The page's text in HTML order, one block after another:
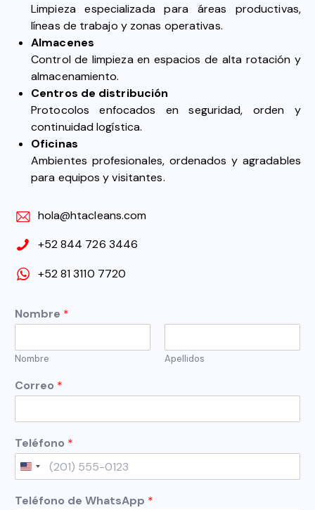
Limpieza especializada para áreas productivas,
líneas de trabajo y zonas operativas.
Almacenes
Control de limpieza en espacios de alta rotación y
almacenamiento.
Centros de distribución
Protocolos enfocados en seguridad, orden y
continuidad logística.
Oficinas
Ambientes profesionales, ordenados y agradables
para equipos y visitantes.
hola@htacleans.com
+52 844 726 3446
+52 81 3110 7720
Nombre *
Nombre Apellidos
T
e
é
o
n
o
N
Correo *
Teléfono *
United States +1
Teléfono de WhatsApp *